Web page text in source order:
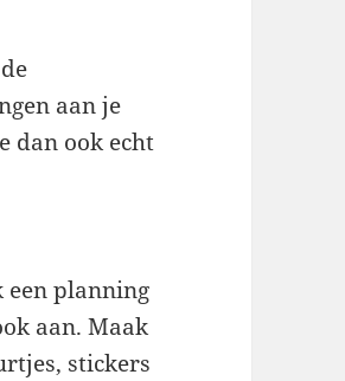
aan je
dan ook echt
een planning
aan. Maak
stickers